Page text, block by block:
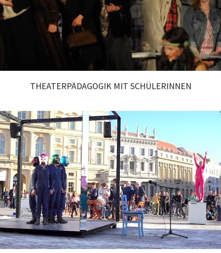
THEATERPÄDAGOGIK MIT SCHÜLERINNEN